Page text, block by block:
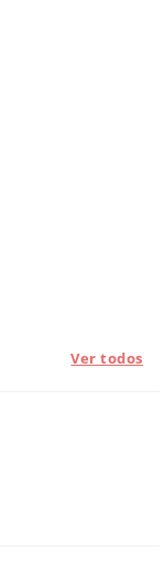
Ver todos